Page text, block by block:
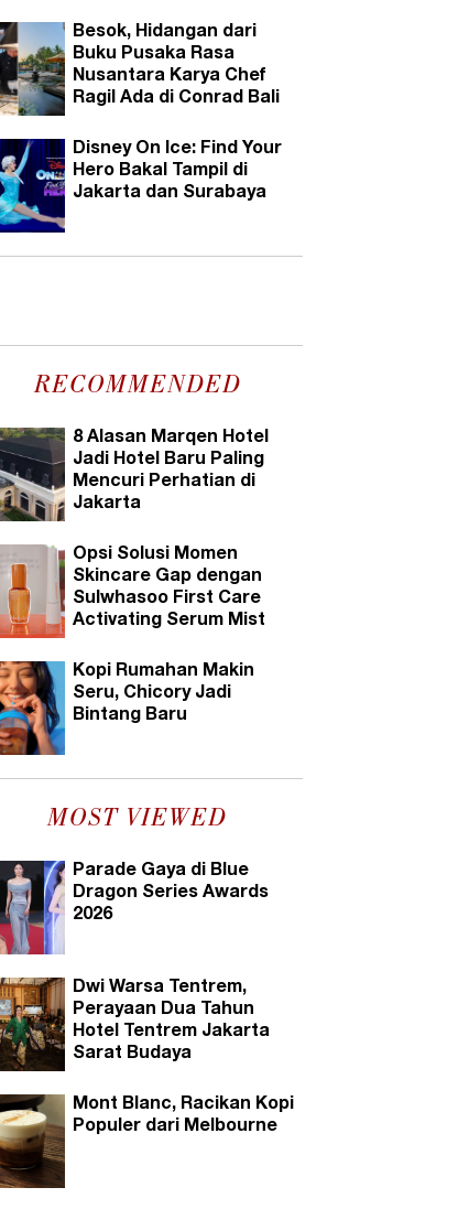
Besok, Hidangan dari
Buku Pusaka Rasa
Nusantara Karya Chef
Ragil Ada di Conrad Bali
Disney On Ice: Find Your
Hero Bakal Tampil di
Jakarta dan Surabaya
RECOMMENDED
8 Alasan Marqen Hotel
Jadi Hotel Baru Paling
Mencuri Perhatian di
Jakarta
Opsi Solusi Momen
Skincare Gap dengan
Sulwhasoo First Care
Activating Serum Mist
Kopi Rumahan Makin
Seru, Chicory Jadi
Bintang Baru
MOST VIEWED
Parade Gaya di Blue
Dragon Series Awards
2026
Dwi Warsa Tentrem,
Perayaan Dua Tahun
Hotel Tentrem Jakarta
Sarat Budaya
Mont Blanc, Racikan Kopi
Populer dari Melbourne